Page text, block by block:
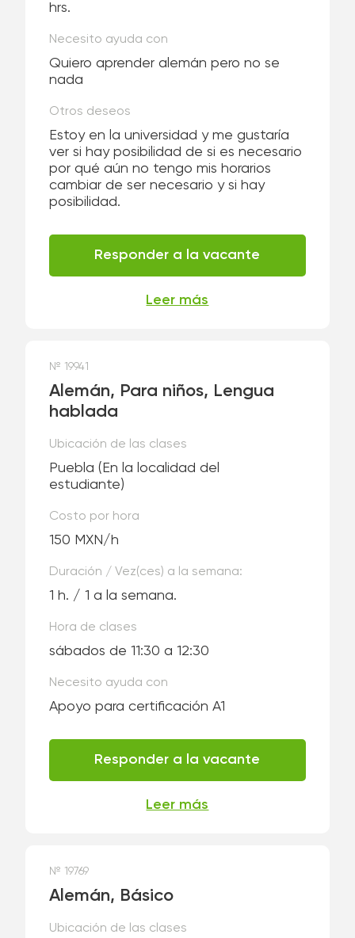
hrs.
Necesito ayuda con
Quiero aprender alemán pero no se
nada
Otros deseos
Estoy en la universidad y me gustaría
ver si hay posibilidad de si es necesario
por qué aún no tengo mis horarios
cambiar de ser necesario y si hay
posibilidad.
Responder a la vacante
Leer más
№ 19941
Alemán, Para niños, Lengua
hablada
Ubicación de las clases
Puebla(En la localidad del
estudiante)
Costo por hora
150 MXN/h
Duración / Vez(ces) a la semana:
1 h. / 1 a la semana.
Hora de clases
sábados de 11:30 a 12:30
Necesito ayuda con
Apoyo para certificación A1
Responder a la vacante
Leer más
№ 19769
Alemán, Básico
Ubicación de las clases